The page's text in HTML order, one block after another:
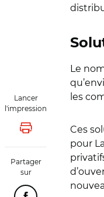
Lancer
l'impression
Lancer
Partager
sur
Le
les
Ces
pour